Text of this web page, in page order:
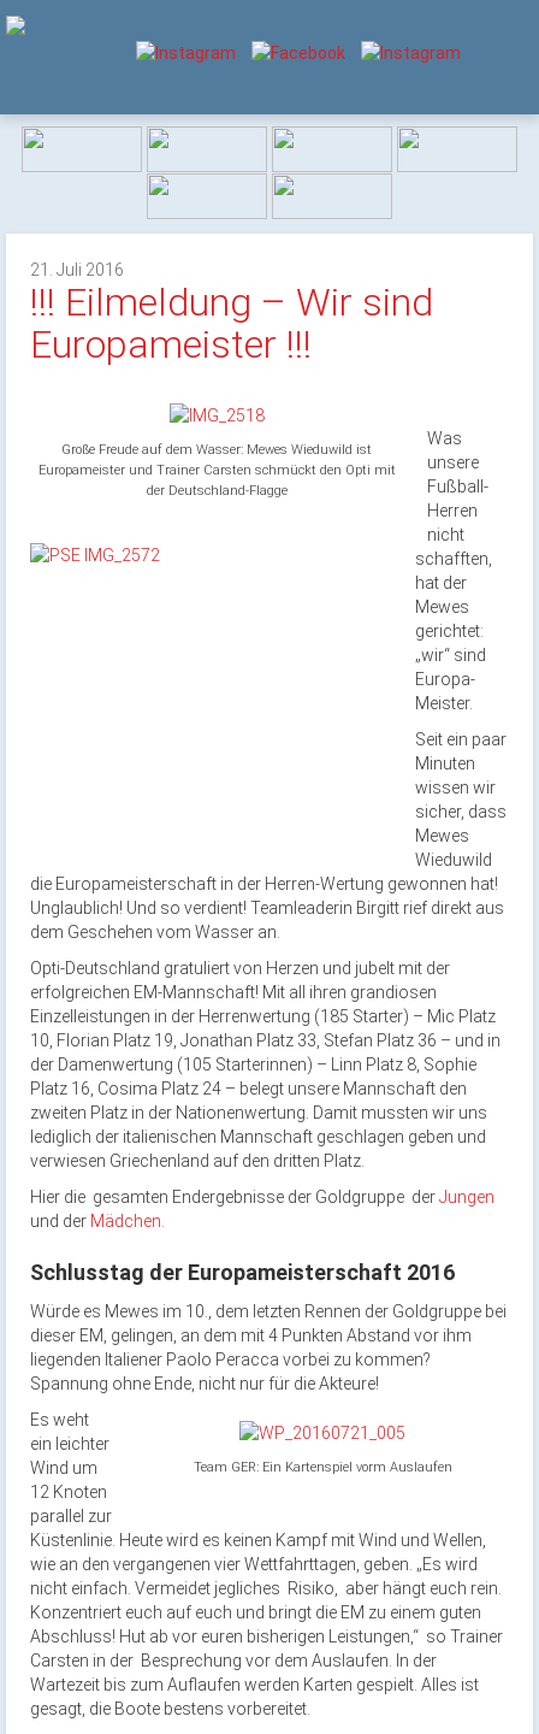
21. Juli 2016
!!! Eilmeldung – Wir sind
Europameister !!!
Große Freude auf dem Wasser: Mewes Wieduwild ist
Europameister und Trainer Carsten schmückt den Opti mit
der Deutschland-Flagge
Was
unsere
Fußball-
Herren
nicht
schafften,
hat der
Mewes
gerichtet:
„wir“ sind
Europa-
Meister.
Seit ein paar
Minuten
wissen wir
sicher, dass
Mewes
Wieduwild
die Europameisterschaft in der Herren-Wertung gewonnen hat!
Unglaublich! Und so verdient! Teamleaderin Birgitt rief direkt aus
dem Geschehen vom Wasser an.
Opti-Deutschland gratuliert von Herzen und jubelt mit der
erfolgreichen EM-Mannschaft! Mit all ihren grandiosen
Einzelleistungen in der Herrenwertung (185 Starter) – Mic Platz
10, Florian Platz 19, Jonathan Platz 33, Stefan Platz 36 – und in
der Damenwertung (105 Starterinnen) – Linn Platz 8, Sophie
Platz 16, Cosima Platz 24 – belegt unsere Mannschaft den
zweiten Platz in der Nationenwertung. Damit mussten wir uns
lediglich der italienischen Mannschaft geschlagen geben und
verwiesen Griechenland auf den dritten Platz.
Hier die gesamten Endergebnisse der Goldgruppe derJungen
und der Mädchen.
Schlusstag der Europameisterschaft 2016
Würde es Mewes im 10., dem letzten Rennen der Goldgruppe bei
dieser EM, gelingen, an dem mit 4 Punkten Abstand vor ihm
liegenden Italiener Paolo Peracca vorbei zu kommen?
Spannung ohne Ende, nicht nur für die Akteure!
Team GER: Ein Kartenspiel vorm Auslaufen
Es weht
ein leichter
Wind um
12 Knoten
parallel zur
Küstenlinie. Heute wird es keinen Kampf mit Wind und Wellen,
wie an den vergangenen vier Wettfahrttagen, geben. „Es wird
nicht einfach. Vermeidet jegliches Risiko, aber hängt euch rein.
Konzentriert euch auf euch und bringt die EM zu einem guten
Abschluss! Hut ab vor euren bisherigen Leistungen,“ so Trainer
Carsten in der Besprechung vor dem Auslaufen. In der
Wartezeit bis zum Auflaufen werden Karten gespielt. Alles ist
gesagt, die Boote bestens vorbereitet.